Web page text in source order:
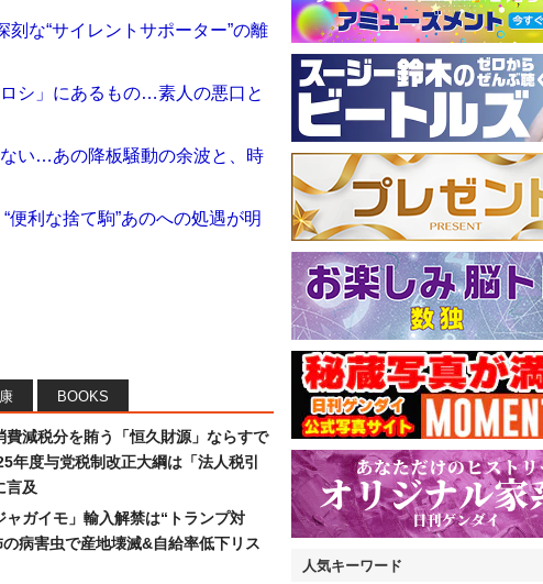
な“サイレントサポーター”の離
シ」にあるもの…素人の悪口と
い…あの降板騒動の余波と、時
便利な捨て駒”あのへの処遇が明
BOOKS
費減税分を賄う「恒久財源」ならすで
年度与党税制改正大綱は「法人税引
言及
ャガイモ」輸入解禁は“トランプ対
病害虫で産地壊滅&自給率低下リス
人気キーワード